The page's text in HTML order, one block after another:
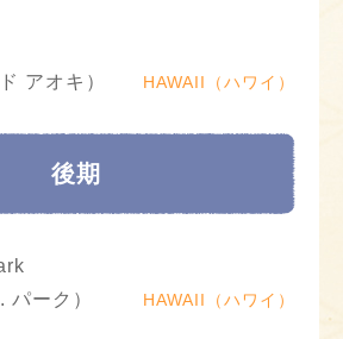
アオキ）
HAWAII（ハワイ）
後期
パーク）
HAWAII（ハワイ）